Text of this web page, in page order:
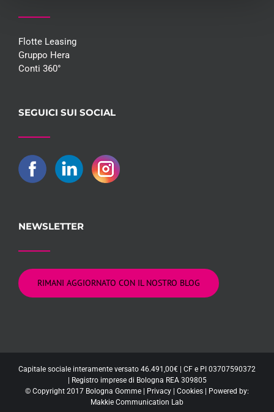
Flotte Leasing
Gruppo Hera
Conti 360°
SEGUICI SUI SOCIAL
NEWSLETTER
RIMANI AGGIORNATO CON IL NOSTRO BLOG
Capitale sociale interamente versato 46.491,00€ | CF e PI 03707590372
| Registro imprese di Bologna REA 309805
© Copyright 2017 Bologna Gomme | Privacy | Cookies | Powered by:
Makkie Communication Lab